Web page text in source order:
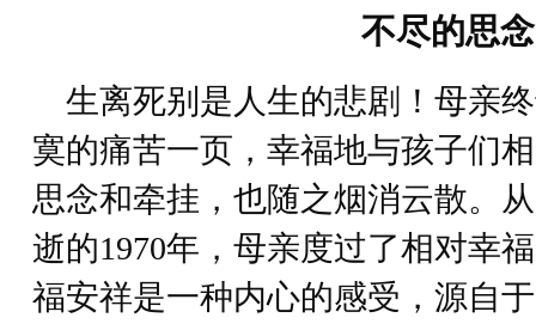
不尽的思念
生离死别是人生的悲剧！母亲
寞的痛苦一页，幸福地与孩子们
思念和牵挂，也随之烟消云散。
逝的1970年，母亲度过了相对幸
福安祥是一种内心的感受，源自